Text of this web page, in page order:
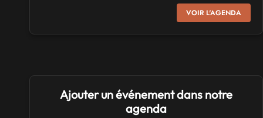
Virtual Calais - salon du jeu vidéo et des loisirs
numériques 2026
SALONS & CONVENTIONS GEEKS
Trolls et Légendes 2027
du 26 au 28 mars 2027 - à Mons
VOIR L'AGENDA
Ajouter un événement dans notre
agenda